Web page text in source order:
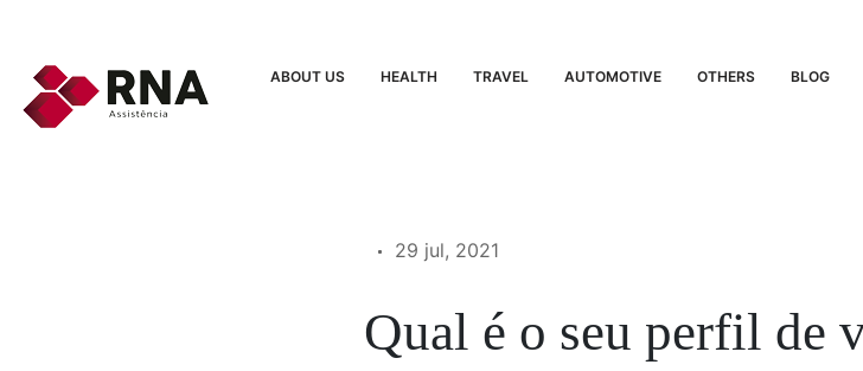
ABOUT US HEALTH TRAVEL AUTOMOTIVE OTHERS BLOG
29 jul, 2021
Qual é o seu perfil de